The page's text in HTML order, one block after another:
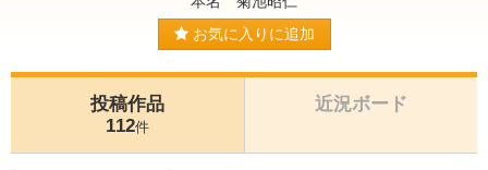
お気に入りに追加
投稿作品
112件
近況ボード